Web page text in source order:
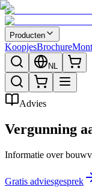
Producten
KoopjesBrochure
NL
Advies
Vergunning
Informatie over
Gratis adviesgesprek